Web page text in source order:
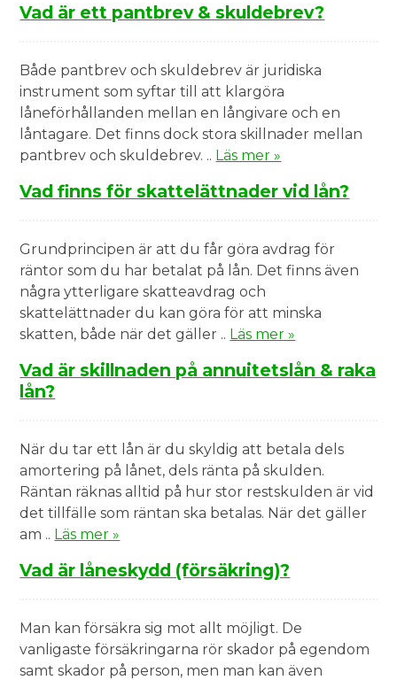
Vad är ett pantbrev & skuldebrev?
Både pantbrev och skuldebrev är juridiska
instrument som syftar till att klargöra
låneförhållanden mellan en långivare och en
låntagare. Det finns dock stora skillnader mellan
pantbrev och skuldebrev. .. Läs mer »
Vad finns för skattelättnader vid lån?
Grundprincipen är att du får göra avdrag för
räntor som du har betalat på lån. Det finns även
några ytterligare skatteavdrag och
skattelättnader du kan göra för att minska
skatten, både när det gäller .. Läs mer »
Vad är skillnaden på annuitetslån & raka
lån?
När du tar ett lån är du skyldig att betala dels
amortering på lånet, dels ränta på skulden.
Räntan räknas alltid på hur stor restskulden är vid
det tillfälle som räntan ska betalas. När det gäller
am .. Läs mer »
Vad är låneskydd (försäkring)?
Man kan försäkra sig mot allt möjligt. De
vanligaste försäkringarna rör skador på egendom
samt skador på person, men man kan även